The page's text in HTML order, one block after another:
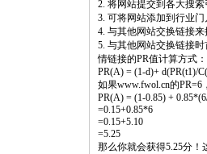
2. 将网站提交到各大搜
3. 可将网站添加到行业
4. 与其他网站交换链接来
5. 与其他网站交换链接
情链接的PR值计算方式：
PR(A) = (1-d)+ d(PR(t1)/
如果www.fwol.cn的
PR(A) = (1-0.85) +
=0.15+0.85*6
=0.15+5.10
=5.25
那么你就会获得5.25分！